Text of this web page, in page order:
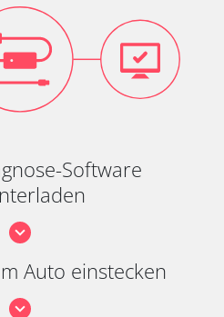
Software
Auto einstecken